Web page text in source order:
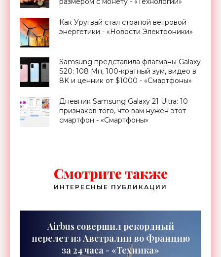
Как Уругвай стал страной ветровой
энергетики - «Новости Электроники»
Samsung представила флагманы Galaxy
S20: 108 Мп, 100-кратный зум, видео в
8K и ценник от $1000 - «Смартфоны»
Дневник Samsung Galaxy 21 Ultra: 10
признаков того, что вам нужен этот
смартфон - «Смартфоны»
Смотрите также
ИНТЕРЕСНЫЕ ПУБЛИКАЦИИ
Airbus совершил рекордный
перелет из Австралии во Францию
за 24 часа - «Техника»